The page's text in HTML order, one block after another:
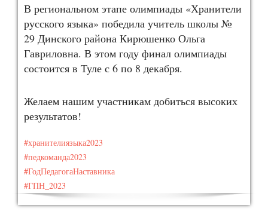
В региональном этапе олимпиады «Хранители
русского языка» победила учитель школы №
29 Динского района Кирюшенко Ольга
Гавриловна. В этом году финал олимпиады
состоится в Туле с 6 по 8 декабря.
Желаем нашим участникам добиться высоких
результатов!
#хранителиязыка2023
#педкоманда2023
#ГодПедагогаНаставника
#ГПН_2023